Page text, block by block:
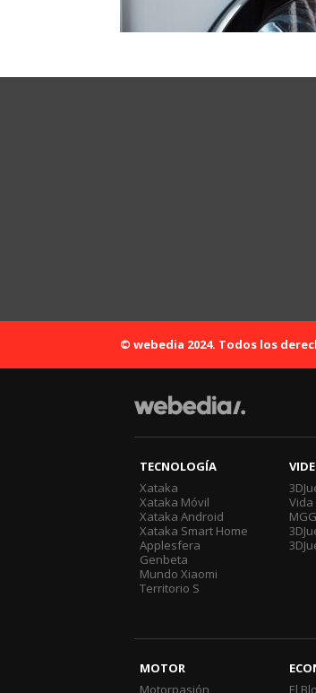
© webedia 2024. Todos los
TECNOLOGÍA
Xataka
Xataka Móvil
Xataka Android
Xataka Smart Home
Applesfera
Genbeta
Mundo Xiaomi
Territorio S
Vida
MGG
MOTOR
Motorpasión
El